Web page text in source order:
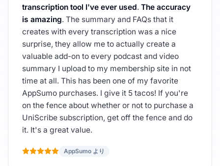
transcription tool I've ever used. The accuracy
is amazing. The summary and FAQs that it
creates with every transcription was a nice
surprise, they allow me to actually create a
valuable add-on to every podcast and video
summary I upload to my membership site in not
time at all. This has been one of my favorite
AppSumo purchases. I give it 5 tacos! If you're
on the fence about whether or not to purchase a
UniScribe subscription, get off the fence and do
it. It's a great value.
AppSumo より